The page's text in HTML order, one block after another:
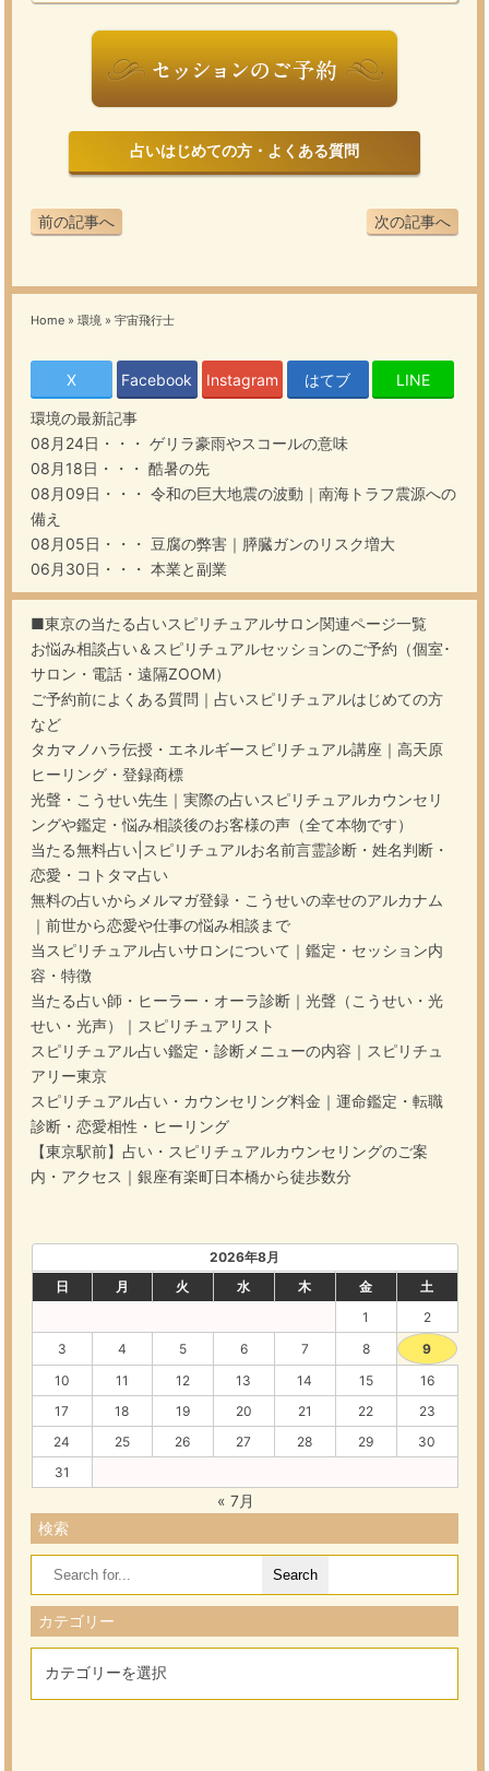
占いはじめての方・よくある質問
次の記事へ
前の記事へ
Home » 環境 » 宇宙飛行士
X Facebook Instagram はてブ LINE
環境の最新記事
08月24日・・・ ゲリラ豪雨やスコールの意味
08月18日・・・ 酷暑の先
08月09日・・・ 令和の巨大地震の波動｜南海トラフ震源への
備え
08月05日・・・ 豆腐の弊害｜膵臓ガンのリスク増大
06月30日・・・ 本業と副業
■東京の当たる占いスピリチュアルサロン関連ページ一覧
お悩み相談占い＆スピリチュアルセッションのご予約（個室･
サロン・電話・遠隔ZOOM）
ご予約前によくある質問｜占いスピリチュアルはじめての方
など
タカマノハラ伝授・エネルギースピリチュアル講座｜高天原
ヒーリング・登録商標
光聲・こうせい先生｜実際の占いスピリチュアルカウンセリ
ングや鑑定・悩み相談後のお客様の声（全て本物です）
当たる無料占い|スピリチュアルお名前言霊診断・姓名判断・
恋愛・コトタマ占い
無料の占いからメルマガ登録・こうせいの幸せのアルカナム
｜前世から恋愛や仕事の悩み相談まで
当スピリチュアル占いサロンについて｜鑑定・セッション内
容・特徴
当たる占い師・ヒーラー・オーラ診断｜光聲（こうせい・光
せい・光声）｜スピリチュアリスト
スピリチュアル占い鑑定・診断メニューの内容｜スピリチュ
アリー東京
スピリチュアル占い・カウンセリング料金｜運命鑑定・転職
診断・恋愛相性・ヒーリング
【東京駅前】占い・スピリチュアルカウンセリングのご案
内・アクセス｜銀座有楽町日本橋から徒歩数分
2026年8月
日
月 火 水 木 金
土
1
2
3
4 5 6 7 8
9
10
11 12 13 14 15
16
17
18 19 20 21 22
23
24
25 26 27 28 29
30
31
« 7月
検索
Search
for:
カテゴリー